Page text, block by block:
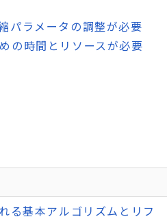
パラメータの調整が必要
の時間とリソースが必要
基本アルゴリズムとリフ